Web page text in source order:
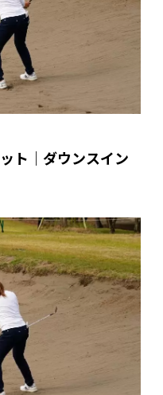
ト｜ダウンスイン